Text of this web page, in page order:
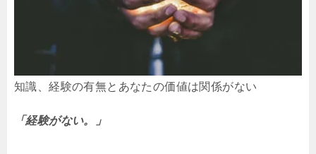
知識、経験の有無とあなたの価値は関係がない
「経験がない。」